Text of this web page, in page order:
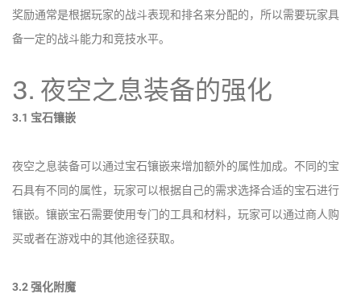
奖励通常是根据玩家的战斗表现和排名来分配的，所以需要玩家具
备一定的战斗能力和竞技水平。
3. 夜空之息装备的强化
3.1 宝石镶嵌
夜空之息装备可以通过宝石镶嵌来增加额外的属性加成。不同的宝
石具有不同的属性，玩家可以根据自己的需求选择合适的宝石进行
镶嵌。镶嵌宝石需要使用专门的工具和材料，玩家可以通过商人购
买或者在游戏中的其他途径获取。
3.2 强化附魔